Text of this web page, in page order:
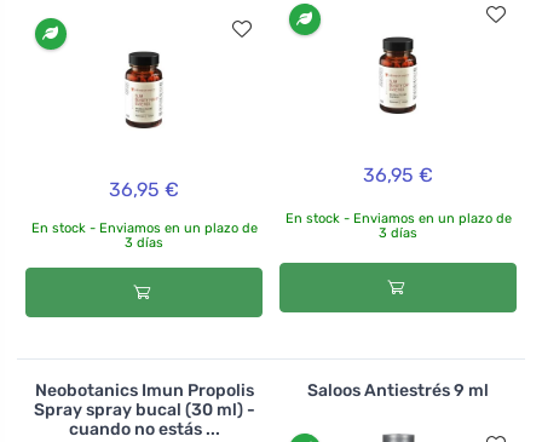
36,95 €
En stock - Enviamos en un plazo de
3 días
36,95 €
En stock - Enviamos en un plazo de
3 días
Neobotanics Imun Propolis
Spray spray bucal (30 ml) -
cuando no estás ...
Saloos Antiestrés 9 ml